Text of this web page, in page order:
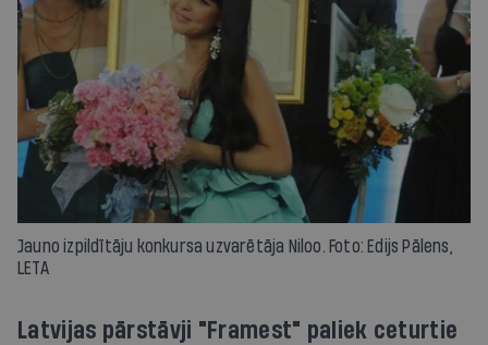
Jauno izpildītāju konkursa uzvarētāja Niloo. Foto: Edijs Pālens,
LETA
Latvijas pārstāvji "Framest" paliek ceturtie